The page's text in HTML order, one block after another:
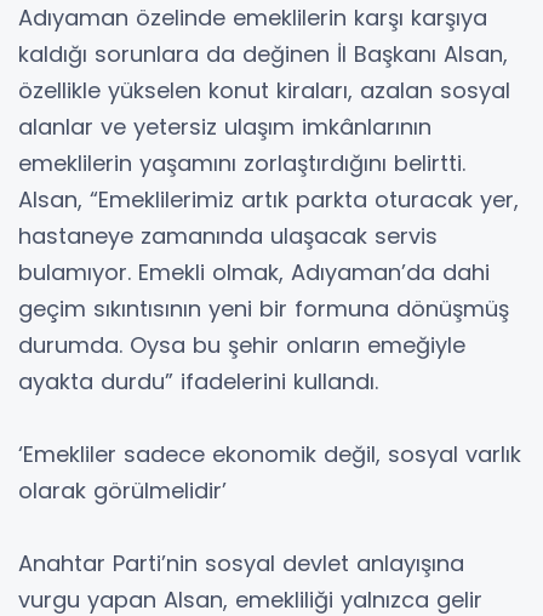
Adıyaman özelinde emeklilerin karşı karşıya
kaldığı sorunlara da değinen İl Başkanı Alsan,
özellikle yükselen konut kiraları, azalan sosyal
alanlar ve yetersiz ulaşım imkânlarının
emeklilerin yaşamını zorlaştırdığını belirtti.
Alsan, “Emeklilerimiz artık parkta oturacak yer,
hastaneye zamanında ulaşacak servis
bulamıyor. Emekli olmak, Adıyaman’da dahi
geçim sıkıntısının yeni bir formuna dönüşmüş
durumda. Oysa bu şehir onların emeğiyle
ayakta durdu” ifadelerini kullandı.
‘Emekliler sadece ekonomik değil, sosyal varlık
olarak görülmelidir’
Anahtar Parti’nin sosyal devlet anlayışına
vurgu yapan Alsan, emekliliği yalnızca gelir